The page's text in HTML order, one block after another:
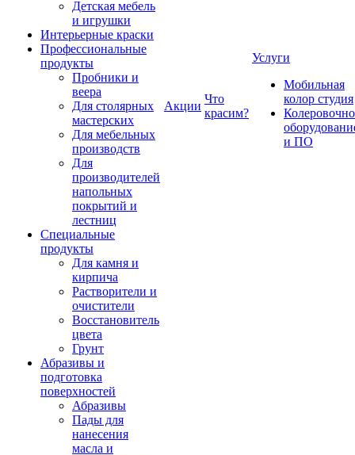
Детская мебель
и игрушки
Интерьерные краски
Профессиональные
продукты
Пробники и
веера
Для столярных
мастерских
Для мебельных
производств
Для
производителей
напольных
покрытий и
лестниц
Специальные
продукты
Для камня и
кирпича
Растворители и
очистители
Восстановитель
цвета
Грунт
Абразивы и
подготовка
поверхностей
Абразивы
Пады для
нанесения
масла и
Акции
Что
красим?
Услуги
Мобильная
колор студия
и ПО